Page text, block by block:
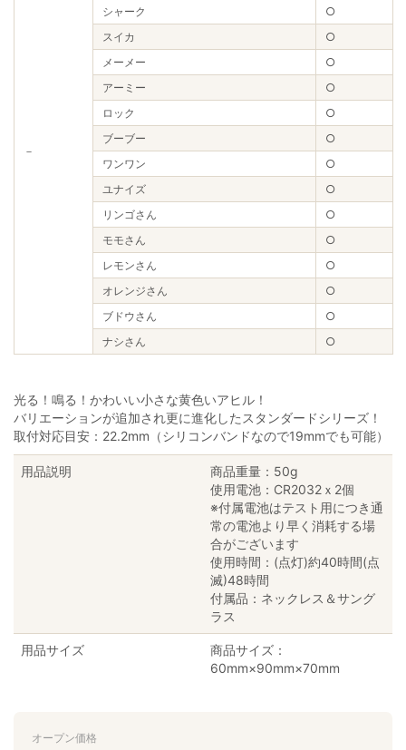
－
シャーク
○
スイカ
○
メーメー
○
アーミー
○
ロック
○
ブーブー
○
ワンワン
○
ユナイズ
○
リンゴさん
○
モモさん
○
レモンさん
○
オレンジさん
○
ブドウさん
○
ナシさん
○
光る！鳴る！かわいい小さな黄色いアヒル！
バリエーションが追加され更に進化したスタンダードシリーズ！
取付対応目安：22.2mm（シリコンバンドなので19mmでも可能）
用品説明
商品重量：50g
使用電池：CR2032ｘ2個
※付属電池はテスト用につき通
常の電池より早く消耗する場
合がございます
使用時間：(点灯)約40時間(点
滅)48時間
付属品：ネックレス＆サング
ラス
用品サイズ
商品サイズ：
60mm×90mm×70mm
オープン価格